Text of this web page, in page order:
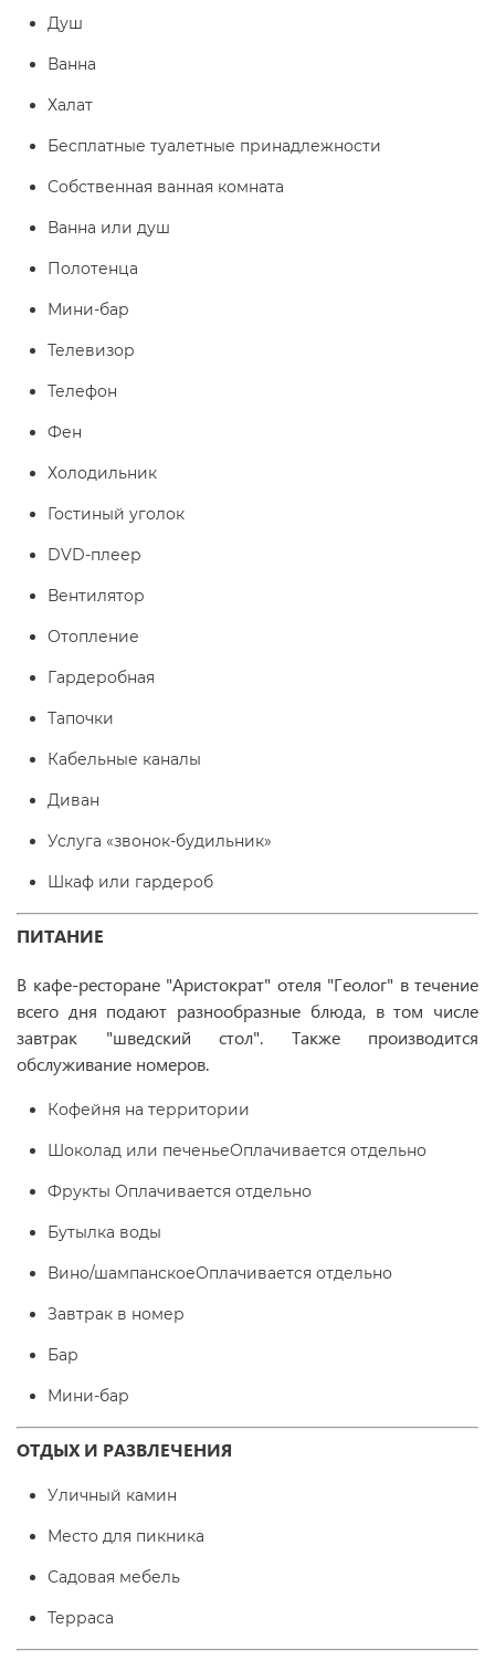
Душ
Ванна
Халат
Бесплатные туалетные принадлежности
Собственная ванная комната
Ванна или душ
Полотенца
Мини-бар
Телевизор
Телефон
Фен
Холодильник
Гостиный уголок
DVD-плеер
Вентилятор
Отопление
Гардеробная
Тапочки
Кабельные каналы
Диван
Услуга «звонок-будильник»
Шкаф или гардероб
ПИТАНИЕ
В кафе-ресторане "Аристократ" отеля "Геолог" в течение
всего дня подают разнообразные блюда, в том числе
завтрак "шведский стол". Также производится
обслуживание номеров.
Кофейня на территории
Шоколад или печеньеОплачивается отдельно
Фрукты Оплачивается отдельно
Бутылка воды
Вино/шампанскоеОплачивается отдельно
Завтрак в номер
Бар
Мини-бар
ОТДЫХ И РАЗВЛЕЧЕНИЯ
Уличный камин
Место для пикника
Садовая мебель
Терраса